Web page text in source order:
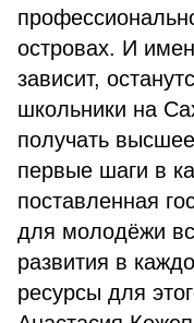
островах. И
зависит,
школьники на
получать
первые шаги в
поставленная
для молодёжи
развития в
ресурсы для